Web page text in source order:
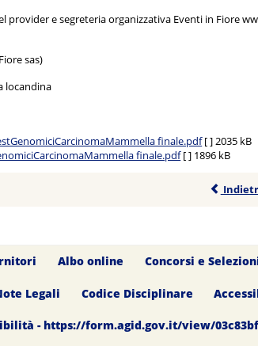
provider e segreteria organizzativa Eventi in Fiore
sas)
locandina
finale.pdf [ ]2035 kB
finale.pdf [ ] 1896 kB
Albo online Concorsi e
Legali Codice Disciplinare
- https://form.agid.gov.it/view/